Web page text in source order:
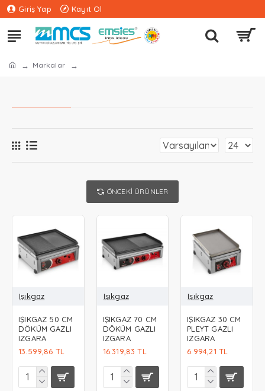
Giriş Yap Kayıt Ol
Markalar
ÖNCEKI ÜRÜNLER
Işıkgaz
IŞIKGAZ 50 CM
DÖKÜM GAZLI
IZGARA
13.599,86 TL
Işıkgaz
IŞIKGAZ 70 CM
DÖKÜM GAZLI
IZGARA
16.319,83 TL
Işıkgaz
IŞIKGAZ 30 CM
PLEYT GAZLI
IZGARA
6.994,21 TL